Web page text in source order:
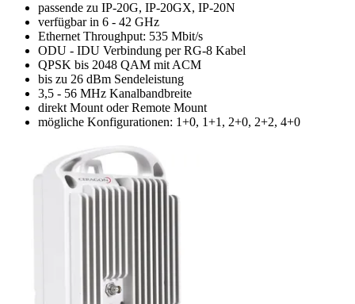
passende zu IP-20G, IP-20GX, IP-20N
verfügbar in 6 - 42 GHz
Ethernet Throughput: 535 Mbit/s
ODU - IDU Verbindung per RG-8 Kabel
QPSK bis 2048 QAM mit ACM
bis zu 26 dBm Sendeleistung
3,5 - 56 MHz Kanalbandbreite
direkt Mount oder Remote Mount
mögliche Konfigurationen: 1+0, 1+1, 2+0, 2+2, 4+0